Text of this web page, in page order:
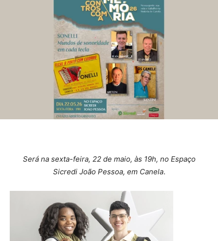
Será na sexta-feira, 22 de maio, às 19h, no Espaço
Sicredi João Pessoa, em Canela.